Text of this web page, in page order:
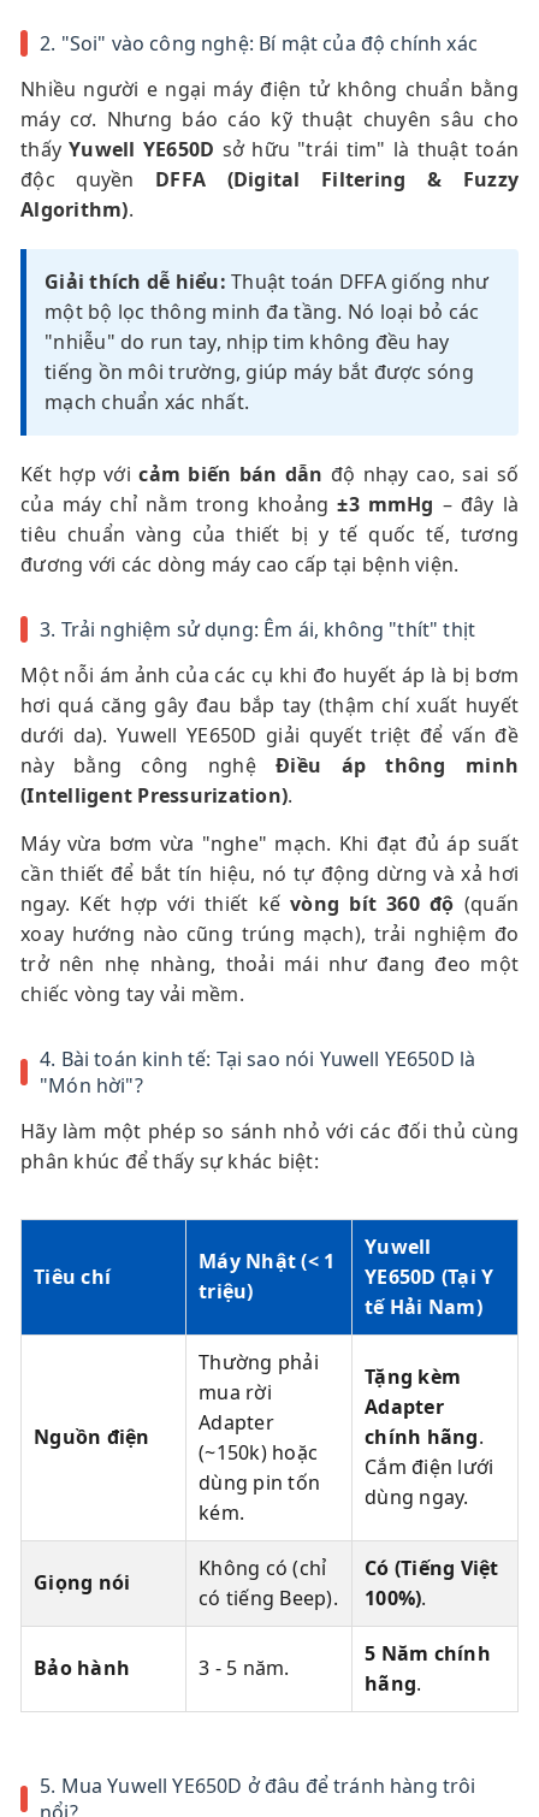
2. "Soi" vào công nghệ: Bí mật của độ chính xác
Nhiều người e ngại máy điện tử không chuẩn bằng
máy cơ. Nhưng báo cáo kỹ thuật chuyên sâu cho
thấyYuwell YE650D sở hữu "trái tim" là thuật toán
độc quyền DFFA (Digital Filtering & Fuzzy
Algorithm).
Giải thích dễ hiểu: Thuật toán DFFA giống như
một bộ lọc thông minh đa tầng. Nó loại bỏ các
"nhiễu" do run tay, nhịp tim không đều hay
tiếng ồn môi trường, giúp máy bắt được sóng
mạch chuẩn xác nhất.
Kết hợp vớicảm biến bán dẫn độ nhạy cao, sai số
của máy chỉ nằm trong khoảng±3 mmHg – đây là
tiêu chuẩn vàng của thiết bị y tế quốc tế, tương
đương với các dòng máy cao cấp tại bệnh viện.
3. Trải nghiệm sử dụng: Êm ái, không "thít" thịt
Một nỗi ám ảnh của các cụ khi đo huyết áp là bị bơm
hơi quá căng gây đau bắp tay (thậm chí xuất huyết
dưới da). Yuwell YE650D giải quyết triệt để vấn đề
này bằng công nghệĐiều áp thông minh
(Intelligent Pressurization).
Máy vừa bơm vừa "nghe" mạch. Khi đạt đủ áp suất
cần thiết để bắt tín hiệu, nó tự động dừng và xả hơi
ngay. Kết hợp với thiết kếvòng bít 360 độ (quấn
xoay hướng nào cũng trúng mạch), trải nghiệm đo
trở nên nhẹ nhàng, thoải mái như đang đeo một
chiếc vòng tay vải mềm.
4. Bài toán kinh tế: Tại sao nói Yuwell YE650D là
"Món hời"?
Hãy làm một phép so sánh nhỏ với các đối thủ cùng
phân khúc để thấy sự khác biệt:
Tiêu chí
Máy Nhật (< 1
triệu)
Yuwell
YE650D (Tại Y
tế Hải Nam)
Nguồn điện
Thường phải
mua rời
Adapter
(~150k) hoặc
dùng pin tốn
kém.
Tặng kèm
Adapter
chính hãng.
Cắm điện lưới
dùng ngay.
Giọng nói
Không có (chỉ
có tiếng Beep).
Có (Tiếng Việt
100%).
Bảo hành 3 - 5 năm.
5 Năm chính
hãng.
5. Mua Yuwell YE650D ở đâu để tránh hàng trôi